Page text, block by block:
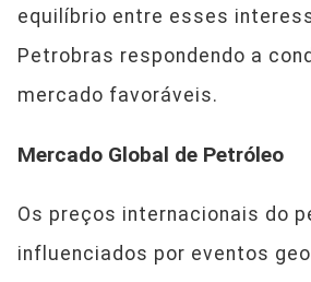
equilíbrio entre esses
Petrobras respondendo a
mercado favoráveis.
Mercado Global de Petróleo
Os preços internacionais do
influenciados por eventos